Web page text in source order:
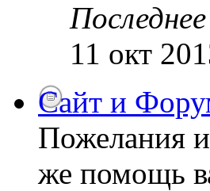
11 окт
Сайт и
Пожелания и
же помощь